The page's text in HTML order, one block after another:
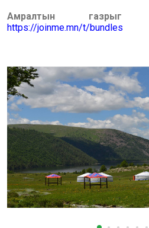
Амралтын газрыг
https://joinme.mn/t/bundles